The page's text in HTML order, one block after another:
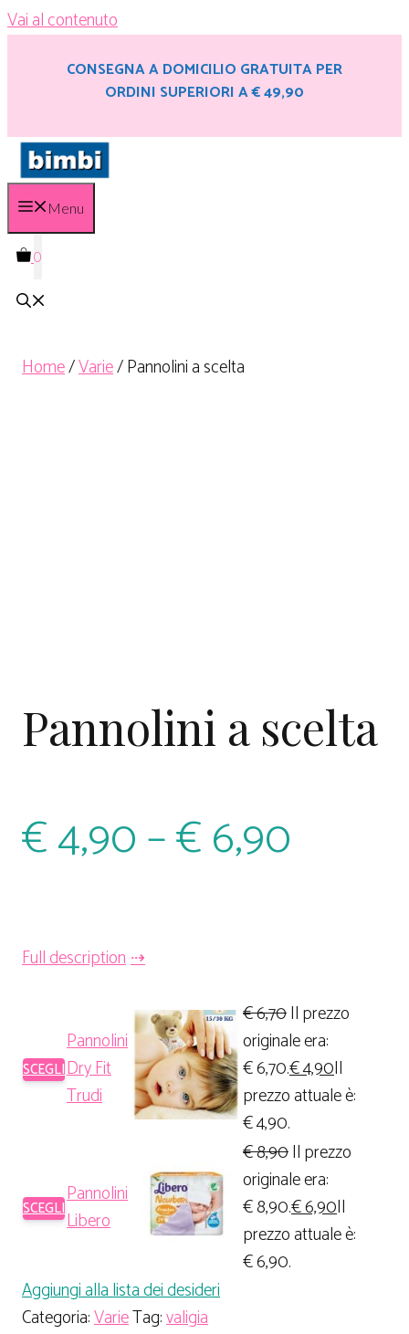
Vai al contenuto
CONSEGNA A DOMICILIO GRATUITA PER
ORDINI SUPERIORI A € 49,90
Menu
0
Home/Varie/ Pannolini a scelta
Pannolini a scelta
€4,90–€6,90
Full description
SCEGLI
Pannolini
Dry Fit
Trudi
€6,70Il prezzo
originale era:
€ 6,70.€4,90Il
prezzo attuale è:
€ 4,90.
SCEGLI
Pannolini
Libero
€8,90Il prezzo
originale era:
€ 8,90.€6,90Il
prezzo attuale è:
€ 6,90.
Aggiungi alla lista dei desideri
Categoria:VarieTag:valigia